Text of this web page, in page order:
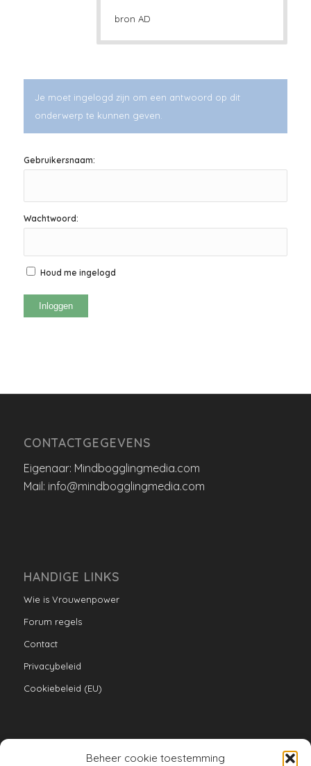
Beheer cookie toestemming
bron AD
Je moet ingelogd zijn om een antwoord op dit
onderwerp te kunnen geven.
Gebruikersnaam:
Wachtwoord:
Houd me ingelogd
Inloggen
CONTACTGEGEVENS
Eigenaar: Mindbogglingmedia.com
Mail: info@mindbogglingmedia.com
HANDIGE LINKS
Wie is Vrouwenpower
Forum regels
Contact
Privacybeleid
Cookiebeleid (EU)